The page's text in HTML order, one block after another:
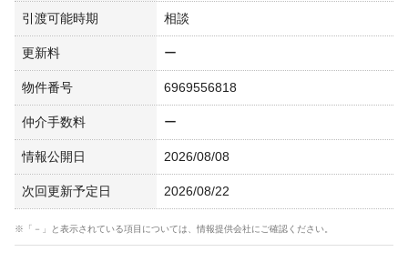
引渡可能時期 相談
更新料 ー
物件番号 6969556818
仲介手数料 ー
情報公開日 2026/08/08
次回更新予定日 2026/08/22
※「－」と表示されている項目については、情報提供会社にご確認ください。